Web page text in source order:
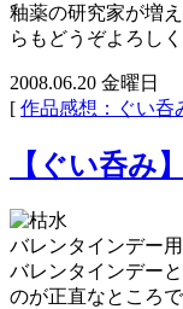
釉薬の研究家が増
らもどうぞよろし
2008.06.20 金曜日
[ 作品感想：ぐい呑
【ぐい呑み
バレンタインデー
バレンタインデー
のが正直なところで